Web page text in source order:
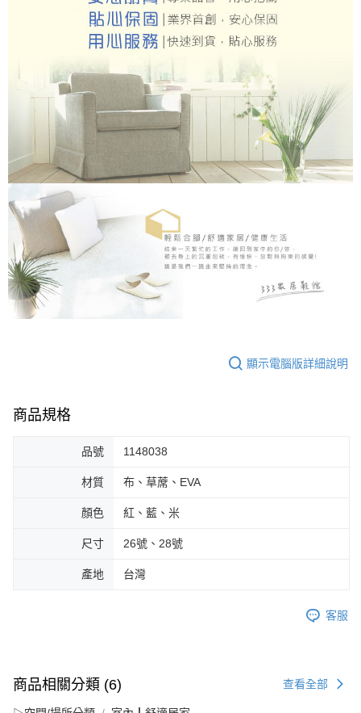
顯示電腦版詳細說明
商品規格
品號 1148038
材質 布、草蓆、EVA
顏色 紅、藍、米
尺寸 26號、28號
產地 台灣
客服
商品相關分類 (6) 查看全部